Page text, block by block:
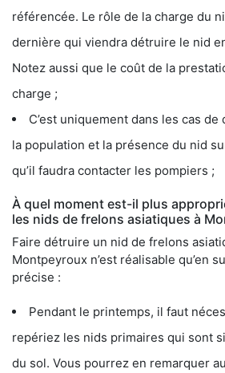
référencée. Le rôle de la charge du
dernière qui viendra détruire le nid
Notez aussi que le coût de la
charge ;
C’est uniquement dans les cas
la population et la présence du nid
qu’il faudra contacter les pompiers ;
À quel moment est-il plus
les nids de frelons asiatiques à
Faire détruire un nid de frelons
Montpeyroux n’est réalisable qu’en
précise :
Pendant le printemps, il faut
repériez les nids primaires qui sont
du sol. Vous pourrez en remarquer